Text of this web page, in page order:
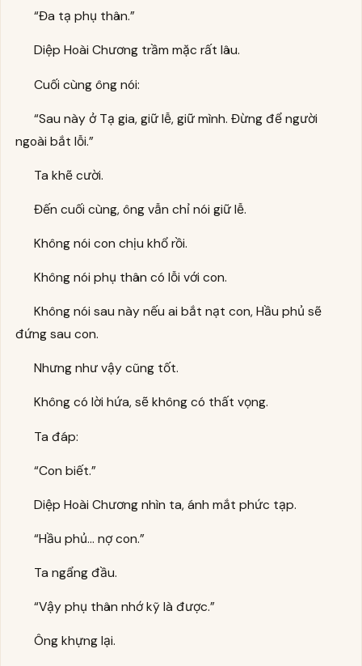
“Đa tạ phụ thân.”
Diệp Hoài Chương trầm mặc rất lâu.
Cuối cùng ông nói:
“Sau này ở Tạ gia, giữ lễ, giữ mình. Đừng để người
ngoài bắt lỗi.”
Ta khẽ cười.
Đến cuối cùng, ông vẫn chỉ nói giữ lễ.
Không nói con chịu khổ rồi.
Không nói phụ thân có lỗi với con.
Không nói sau này nếu ai bắt nạt con, Hầu phủ sẽ
đứng sau con.
Nhưng như vậy cũng tốt.
Không có lời hứa, sẽ không có thất vọng.
Ta đáp:
“Con biết.”
Diệp Hoài Chương nhìn ta, ánh mắt phức tạp.
“Hầu phủ… nợ con.”
Ta ngẩng đầu.
“Vậy phụ thân nhớ kỹ là được.”
Ông khựng lại.